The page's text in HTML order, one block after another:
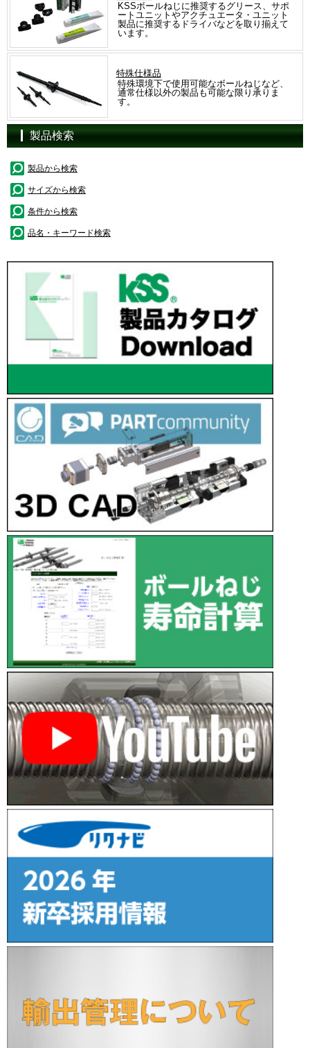
KSSボールねじに推奨するグリース、サポ
ートユニットやアクチュエータ・ユニット
製品に推奨するドライバなどを取り揃えて
います。
特殊仕様品
特殊環境下で使用可能なボールねじなど、
通常仕様以外の製品も可能な限り承りま
す。
製品検索
製品から検索
サイズから検索
条件から検索
品名・キーワード検索